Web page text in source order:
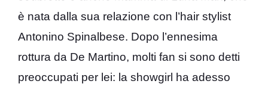
è nata dalla sua relazione con l’hair stylist
Antonino Spinalbese. Dopo l’ennesima
rottura da De Martino, molti fan si sono detti
preoccupati per lei: la showgirl ha adesso